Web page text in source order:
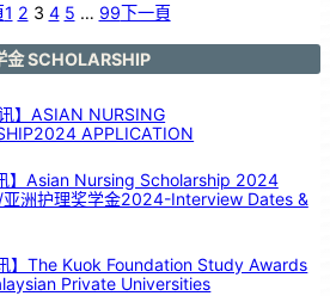
1 2 3 4 5 … 99下一頁
金 SCHOLARSHIP
讯】ASIAN NURSING
APPLICATION
】Asian Nursing Scholarship 2024
洲护理奖学金2024-Interview Dates &
】The Kuok Foundation Study Awards
Private Universities